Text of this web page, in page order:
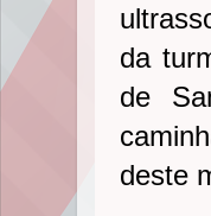
da
de
deste